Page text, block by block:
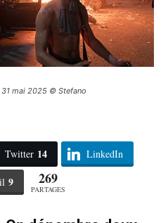
31 mai 2025 © Stefano
Twitter 14 LinkedIn
9 269
PARTAGES